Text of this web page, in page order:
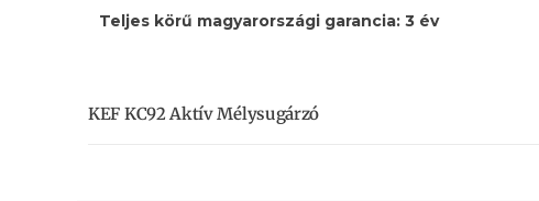
Teljes körű magyarországi garancia: 3 év
KEF KC92 Aktív Mélysugárzó